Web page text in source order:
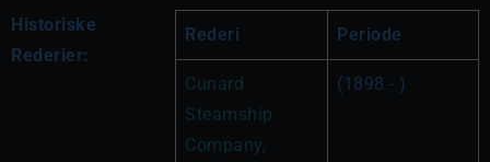
Historiske
Rederier:
Rederi Periode
Cunard
Steamship
Company,
(1898 - )